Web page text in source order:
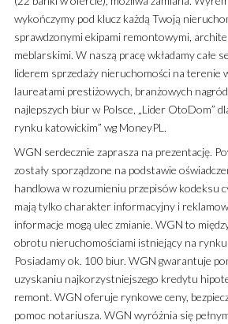
wykończymy pod klucz każdą Twoją
sprawdzonymi ekipami remontowymi,
meblarskimi. W naszą pracę wkładamy całe
liderem sprzedaży nieruchomości na terenie
laureatami prestiżowych, branżowych
najlepszych biur w Polsce, „Lider OtoDom”
rynku katowickim” wg MoneyPL.
WGN serdecznie zaprasza na prezentację.
zostały sporządzone na podstawie
handlowa w rozumieniu przepisów kodeksu
mają tylko charakter informacyjny i
informacje mogą ulec zmianie. WGN to
obrotu nieruchomościami istniejący na
Posiadamy ok. 100 biur. WGN gwarantuje
uzyskaniu najkorzystniejszego kredytu
remont. WGN oferuje rynkowe ceny,
pomoc notariusza. WGN wyróżnia się